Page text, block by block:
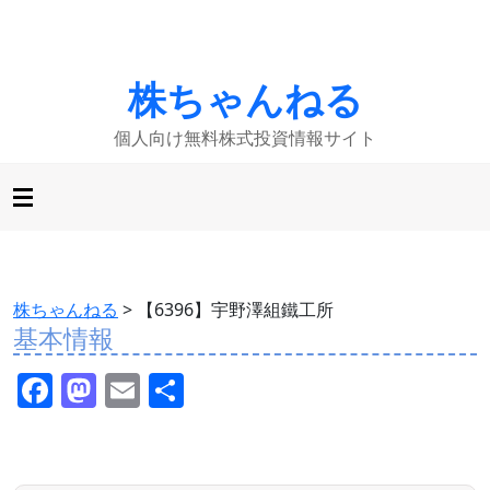
株ちゃんねる
個人向け無料株式投資情報サイト
株ちゃんねる > 【6396】宇野澤組鐵工所
基本情報
F M E